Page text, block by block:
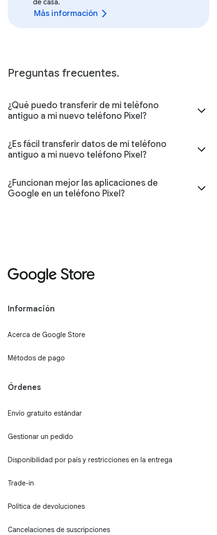
de casa.
Más información
Preguntas frecuentes.
¿Qué puedo transferir de mi teléfono
antiguo a mi nuevo teléfono Pixel?
¿Es fácil transferir datos de mi teléfono
antiguo a mi nuevo teléfono Pixel?
¿Funcionan mejor las aplicaciones de
Google en un teléfono Pixel?
Información
Acerca de Google Store
Métodos de pago
Órdenes
Envío gratuito estándar
Gestionar un pedido
Disponibilidad por país y restricciones en la entrega
Trade-in
Política de devoluciones
Cancelaciones de suscripciones